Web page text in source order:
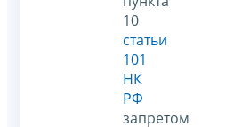
10
статьи
101
НК
РФ
запретом